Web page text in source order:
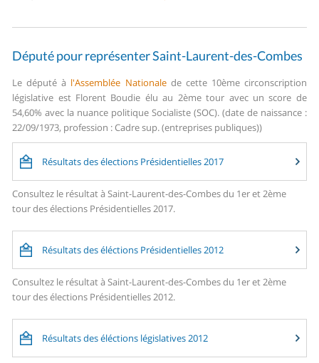
Député pour représenter Saint-Laurent-des-Combes
Le député à l'Assemblée Nationalede cette 10ème circonscription
législative est Florent Boudie élu au 2ème tour avec un score de
54,60% avec la nuance politique Socialiste (SOC). (date de naissance :
22/09/1973, profession : Cadre sup. (entreprises publiques))
Résultats des élections Présidentielles 2017
Consultez le résultat à Saint-Laurent-des-Combes du 1er et 2ème
tour des élections Présidentielles 2017.
Résultats des éléctions Présidentielles 2012
Consultez le résultat à Saint-Laurent-des-Combes du 1er et 2ème
tour des élections Présidentielles 2012.
Résultats des éléctions législatives 2012